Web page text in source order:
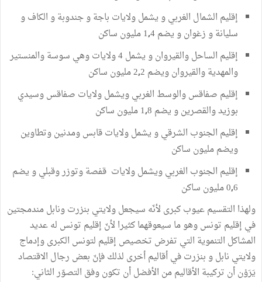
إقليم الشمال الغربيويشملولايات باجةوجندوبةوالكافو
سليانةوزغوانويضم 1,4 مليون ساكن
إقليم الساحلوالقيروانويشمل4ولاياتوهي سوسةوالمنستير
والمهديةوالقيروانويضم 2,2 مليون ساكن
إقليم صفاقسوالوسط الغربيويشملولايات صفاقسوسيدي
بوزيدوالقصرينويضم 1,8 مليون ساكن
إقليم الجنوب الشرقيويشملولاياتقابسومدنينوتطاوين
ويضممليون ساكن
إقليم الجنوب الغربيويشملولايات قفصةوتوزروقبليويضم
0,6 مليون ساكن
ولهذا التقسيمعيوبكبرى لأنّه سيجعلولايتي بنزرتونابلمندمجتين
في إقليم تونسوهوما سيعوقهماكثيرا لأنّ إقليم تونس لهعديد
المشاكل التنموية التي تفرض تخصيص إقليم لتونس الكبرىوإدماج
ولايتي نابلوبنزرتفيأقاليمأخرى لذلكفإنّ بعض رجال الاقتصاد
يَرَوْنأن تركيبة الأقاليممن الأفضلأن تكونوفق التصوّرالثاني: